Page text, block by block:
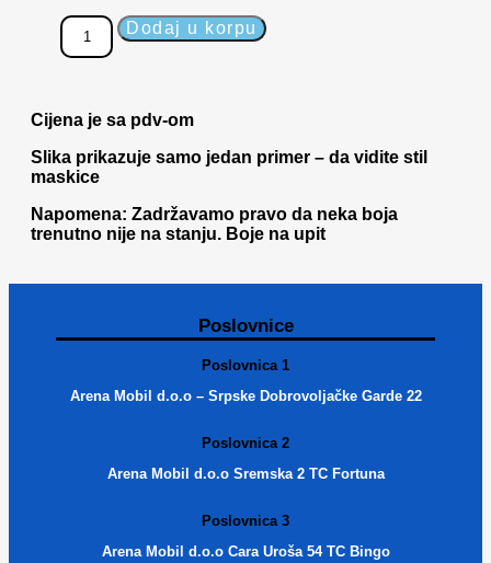
Dodaj u korpu
Cijena je sa pdv-om
Slika prikazuje samo jedan primer – da vidite stil
maskice
Napomena: Zadržavamo pravo da neka boja
trenutno nije na stanju. Boje na upit
Poslovnice
Poslovnica 1
Arena Mobil d.o.o – Srpske Dobrovoljačke Garde 22
Poslovnica 2
Arena Mobil d.o.o Sremska 2 TC Fortuna
Poslovnica 3
Arena Mobil d.o.o Cara Uroša 54 TC Bingo